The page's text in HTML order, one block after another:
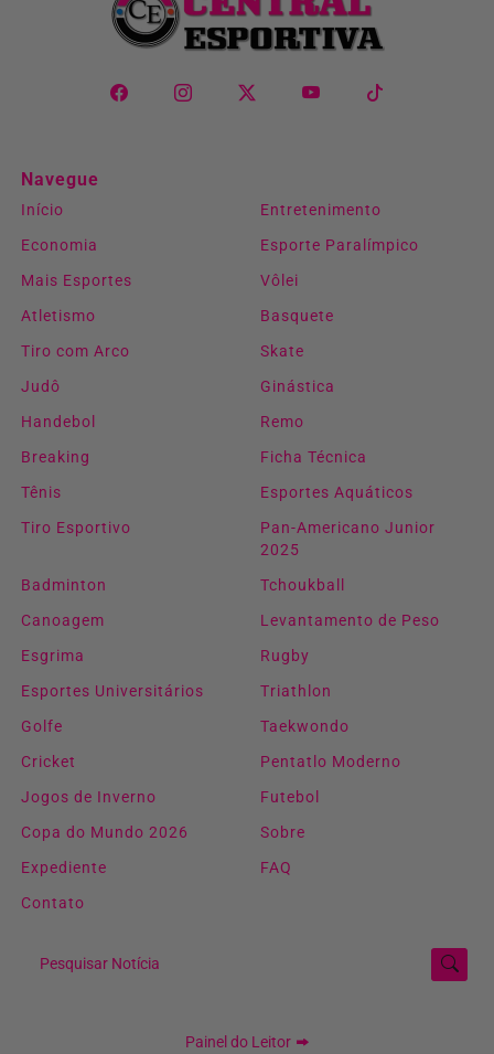
Navegue
Início
Entretenimento
Economia
Esporte Paralímpico
Mais Esportes
Vôlei
Atletismo
Basquete
Tiro com Arco
Skate
Judô
Ginástica
Handebol
Remo
Breaking
Ficha Técnica
Tênis
Esportes Aquáticos
Tiro Esportivo
Pan-Americano Junior
2025
Badminton
Tchoukball
Canoagem
Levantamento de Peso
Esgrima
Rugby
Esportes Universitários
Triathlon
Golfe
Taekwondo
Cricket
Pentatlo Moderno
Jogos de Inverno
Futebol
Copa do Mundo 2026
Sobre
Expediente
FAQ
Contato
Pesquisar Notícia
Painel do Leitor